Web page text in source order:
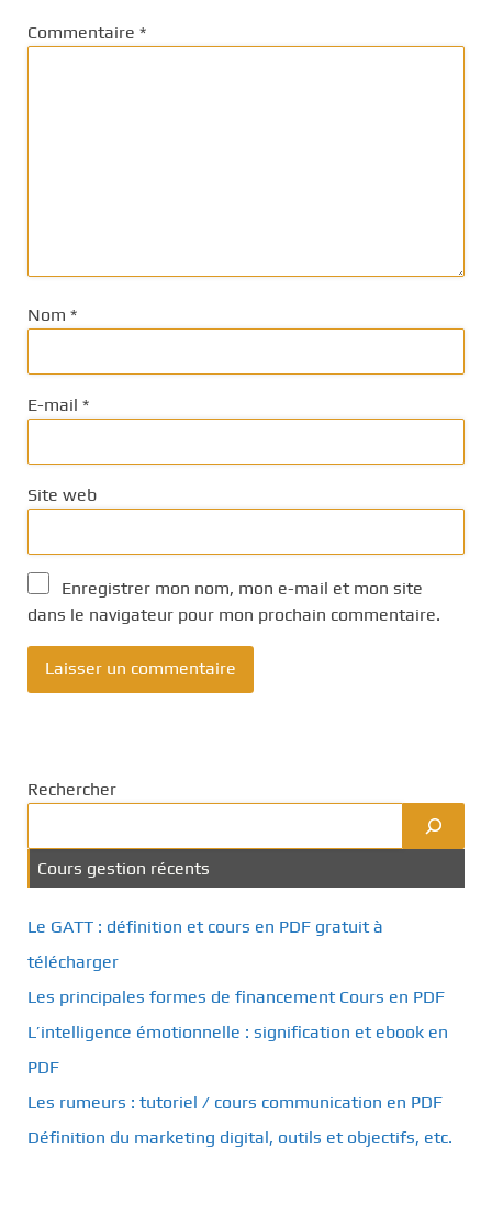
Commentaire *
Nom *
E-mail *
Site web
Enregistrer mon nom, mon e-mail et mon site
dans le navigateur pour mon prochain commentaire.
Rechercher
Cours gestion récents
Le GATT : définition et cours en PDF gratuit à
télécharger
Les principales formes de financement Cours en PDF
L’intelligence émotionnelle : signification et ebook en
PDF
Les rumeurs : tutoriel / cours communication en PDF
Définition du marketing digital, outils et objectifs, etc.